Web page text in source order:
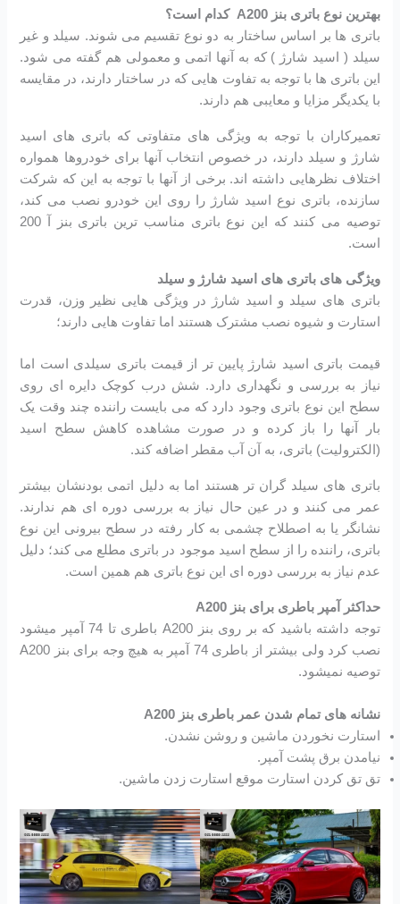
بهترین نوع باتری بنز A200 کدام است؟
باتری ها بر اساس ساختار به دو نوع تقسیم می شوند. سیلد و غیر
سیلد ( اسید شارژ ) که به آنها اتمی و معمولی هم گفته می شود.
این باتری ها با توجه به تفاوت هایی که در ساختار دارند، در مقایسه
با یکدیگر مزایا و معایبی هم دارند.
تعمیرکاران با توجه به ویژگی های متفاوتی که باتری های اسید
شارژ و سیلد دارند، در خصوص انتخاب آنها برای خودروها همواره
اختلاف نظرهایی داشته اند. برخی از آنها با توجه به این که شرکت
سازنده، باتری نوع اسید شارژ را روی این خودرو نصب می کند،
توصیه می کنند که این نوع باتری مناسب ترین باتری بنز آ 200
است.
ویژگی های باتری های اسید شارژ و سیلد
باتری های سیلد و اسید شارژ در ویژگی هایی نظیر وزن، قدرت
استارت و شیوه نصب مشترک هستند اما تفاوت هایی دارند؛
قیمت باتری اسید شارژ پایین تر از قیمت باتری سیلدی است اما
نیاز به بررسی و نگهداری دارد. شش درب کوچک دایره ای روی
سطح این نوع باتری وجود دارد که می بایست راننده چند وقت یک
بار آنها را باز کرده و در صورت مشاهده کاهش سطح اسید
(الکترولیت) باتری، به آن آب مقطر اضافه کند.
باتری های سیلد گران تر هستند اما به دلیل اتمی بودنشان بیشتر
عمر می کنند و در عین حال نیاز به بررسی دوره ای هم ندارند.
نشانگر یا به اصطلاح چشمی به کار رفته در سطح بیرونی این نوع
باتری، راننده را از سطح اسید موجود در باتری مطلع می کند؛ دلیل
عدم نیاز به بررسی دوره ای این نوع باتری هم همین است.
حداکثر آمپر باطری برای بنز A200
توجه داشته باشید که بر روی بنز A200 باطری تا 74 آمپر میشود
نصب کرد ولی بیشتر از باطری 74 آمپر به هیچ وجه برای بنز A200
توصیه نمیشود.
نشانه های تمام شدن عمر باطری بنز A200
استارت نخوردن ماشین و روشن نشدن.
نیامدن برق پشت آمپر.
تق تق کردن استارت موقع استارت زدن ماشین.